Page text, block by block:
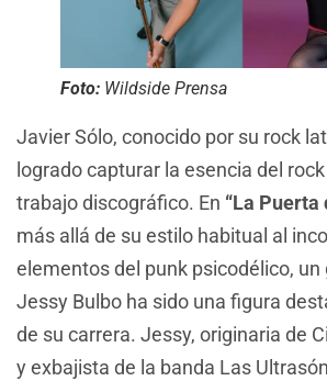
Foto: Wildside Prensa
Javier Sólo, conocido por su rock
logrado capturar la esencia del
trabajo discográfico. En “La Puerta
más allá de su estilo habitual al
elementos del punk psicodélico, un
Jessy Bulbo ha sido una figura
de su carrera. Jessy, originaria de
y exbajista de la banda Las